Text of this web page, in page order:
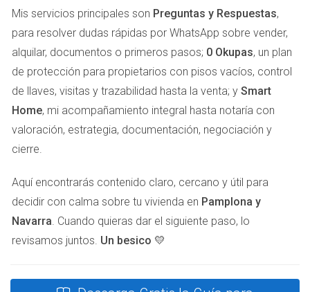
financiero inesperado para él.
Caso práctico 2: Venta de una casa en Tudela
Ana recibió una casa en Tudela que perteneció a su abuela.
Tras analizar el mercado, decidió venderla rápidamente. En
su afán por cerrar la venta, no consideró el costo de la
Plusvalía que debía pagar al recibirla. Al final, tuvo que
destinar gran parte de la ganancia a cubrir impuestos.
Pedro heredó una finca rústica en Estella y pensó que no
habría mucho problema con la Plusvalía. Cuando decidió
venderla después de unos años, descubrió que este
Mis servicios principales son Preguntas y Respuestas,
para resolver dudas rápidas por WhatsApp sobre vender,
alquilar, documentos o primeros pasos; 0 Okupas, un plan
de protección para propietarios con pisos vacíos, control
de llaves, visitas y trazabilidad hasta la venta; y Smart
Home, mi acompañamiento integral hasta notaría con
valoración, estrategia, documentación, negociación y
cierre.
Aquí encontrarás contenido claro, cercano y útil para
decidir con calma sobre tu vivienda en Pamplona y
Navarra. Cuando quieras dar el siguiente paso, lo
revisamos juntos. Un besico 💛